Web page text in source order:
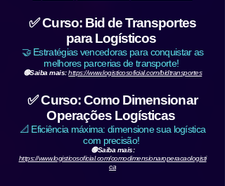
✅ Curso: Bid de Transportes
para Logísticos
🤝 Estratégias vencedoras para conquistar as
melhores parcerias de transporte!
🟢Saiba mais:https://www.logisticosoficial.com/bidtransportes
✅ Curso: Como Dimensionar
Operações Logísticas
📐 Eficiência máxima: dimensione sua logística
com precisão!
🟢Saiba mais:
https://www.logisticosoficial.com/comodimensionaroperacaologisti
ca